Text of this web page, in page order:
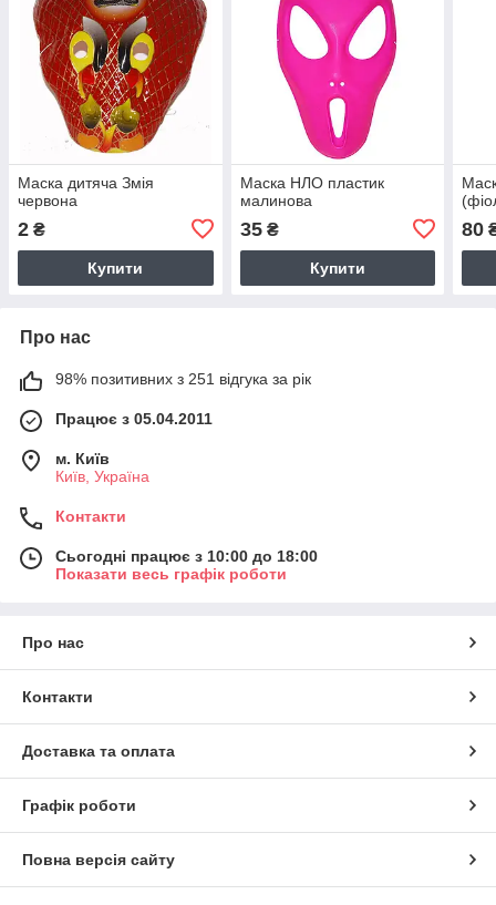
Маска дитяча Змія
червона
2 ₴
Купити
Маска НЛО пластик
малинова
35₴
Купити
80
Про нас
98% позитивних з 251 відгука за рік
Працює з 05.04.2011
м. Київ
Київ, Україна
Контакти
Сьогодні працює з 10:00 до 18:00
Показати весь графік роботи
Про нас
Контакти
Доставка та оплата
Графік роботи
Повна версія сайту